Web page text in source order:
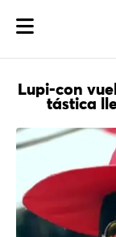
Lupi-con
tástica